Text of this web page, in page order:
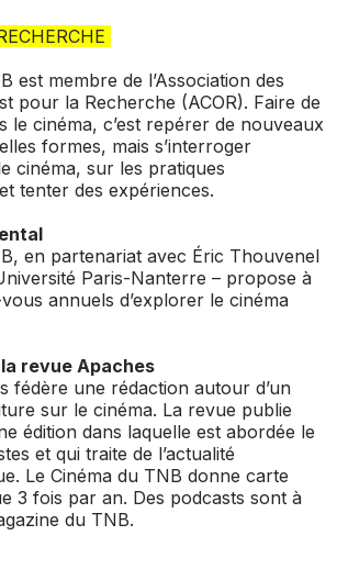
est membre de l’Association des
pour la Recherche (ACOR). Faire de
le cinéma, c’est repérer de nouveaux
formes, mais s’interroger
cinéma, sur les pratiques
tenter des expériences.
en partenariat avec Éric Thouvenel
Paris-Nanterre – propose à
annuels d’explorer le cinéma
revue Apaches
fédère une rédaction autour d’un
sur le cinéma. La revue publie
édition dans laquelle est abordée le
et qui traite de l’actualité
Le Cinéma du TNB donne carte
3 fois par an. Des podcasts sont à
du TNB.